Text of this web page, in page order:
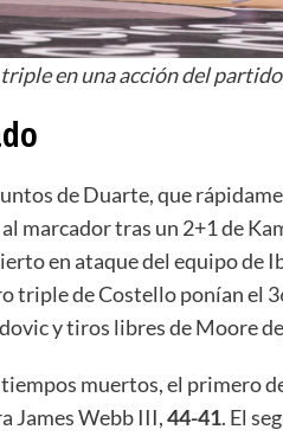
en una acción del
de Duarte, que
marcador tras un 2+1 de
en ataque del equipo de
triple de Costello ponían el
y tiros libres de Moore
muertos, el primero
James Webb III,44-41. El